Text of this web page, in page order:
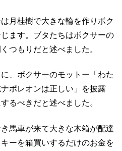
月桂樹で大きな輪を作りボク
ます。ブタたちはボクサーの
つもりだと述べました。
、ボクサーのモットー「わた
ポレオンは正しい」を披露
るべきだと述べました。
馬車が来て大きな木箱が配達
ーを箱買いするだけのお金を